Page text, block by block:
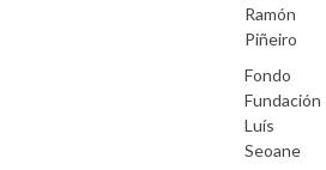
Ramón
Piñeiro
Fondo
Fundación
Luís
Seoane